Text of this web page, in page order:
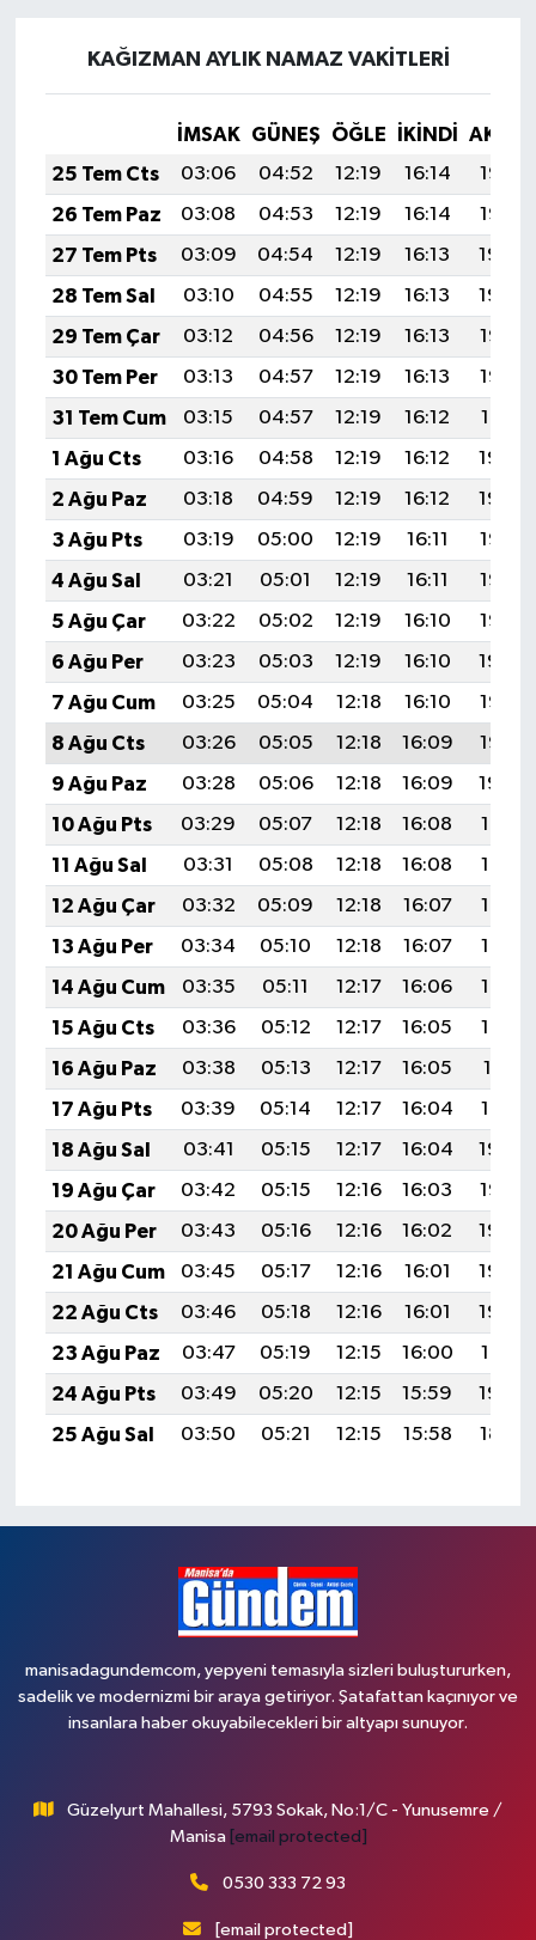
KAĞIZMAN AYLIK NAMAZ VAKITLERI
İMSAK GÜNEŞ ÖĞLE İKINDI
25 Tem Cts
03:06 04:52 12:19 16:14
19:36
26 Tem Paz
03:08 04:53 12:19 16:14
19:35
27 Tem Pts
03:09 04:54 12:19 16:13
19:34
28 Tem Sal
03:10 04:55 12:19 16:13
19:34
29 Tem Çar
03:12 04:56 12:19 16:13
19:33
30 Tem Per
03:13 04:57 12:19 16:13
19:32
31 Tem Cum
03:15 04:57 12:19 16:12
19:31
1 Ağu Cts
03:16 04:58 12:19 16:12
19:30
2 Ağu Paz
03:18 04:59 12:19 16:12
19:29
3 Ağu Pts
03:19 05:00 12:19 16:11
19:27
4 Ağu Sal
03:21 05:01 12:19 16:11
19:26
5 Ağu Çar
03:22 05:02 12:19 16:10
19:25
6 Ağu Per
03:23 05:03 12:19 16:10
19:24
7 Ağu Cum
03:25 05:04 12:18 16:10
19:23
8 Ağu Cts
03:26 05:05 12:18 16:09
19:22
9 Ağu Paz
03:28 05:06 12:18 16:09
19:20
10 Ağu Pts
03:29 05:07 12:18 16:08
19:19
11 Ağu Sal
03:31 05:08 12:18 16:08
19:18
12 Ağu Çar
03:32 05:09 12:18 16:07
19:17
13 Ağu Per
03:34 05:10 12:18 16:07
19:15
14 Ağu Cum
03:35 05:11 12:17 16:06
19:14
15 Ağu Cts
03:36 05:12 12:17 16:05
19:13
16 Ağu Paz
03:38 05:13 12:17 16:05
19:11
17 Ağu Pts
03:39 05:14 12:17 16:04
19:10
18 Ağu Sal
03:41 05:15 12:17 16:04
19:09
19 Ağu Çar
03:42 05:15 12:16 16:03
19:07
20 Ağu Per
03:43 05:16 12:16 16:02
19:06
21 Ağu Cum
03:45 05:17 12:16 16:01
19:04
22 Ağu Cts
03:46 05:18 12:16 16:01
19:03
23 Ağu Paz
03:47 05:19 12:15 16:00
19:01
24 Ağu Pts
03:49 05:20 12:15 15:59
19:00
25 Ağu Sal
03:50 05:21 12:15 15:58 18:58
manisadagundemcom, yepyeni temasıyla sizleri buluştururken,
sadelik ve modernizmi bir araya getiriyor. Şatafattan kaçınıyor ve
insanlara haber okuyabilecekleri bir altyapı sunuyor.
Güzelyurt Mahallesi, 5793 Sokak, No:1/C - Yunusemre /
Manisa [email protected]
0530 333 72 93
[email protected]